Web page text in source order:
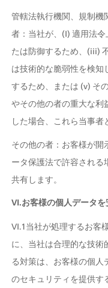
管轄法執行機関、規制機
者：当社が、(I) 適用法
たは防御するため、(iii)
は技術的な脆弱性を検
するため、または (v) そ
やその他の者の重大な利
した場合、これら当事者
その他の者：お客様が開
ータ保護法で許容される
共有します。
VI.お客様の個人データ
VI.1当社が処理するお客
に、当社は合理的な技術
る対策は、お客様の個
のセキュリティを提供す